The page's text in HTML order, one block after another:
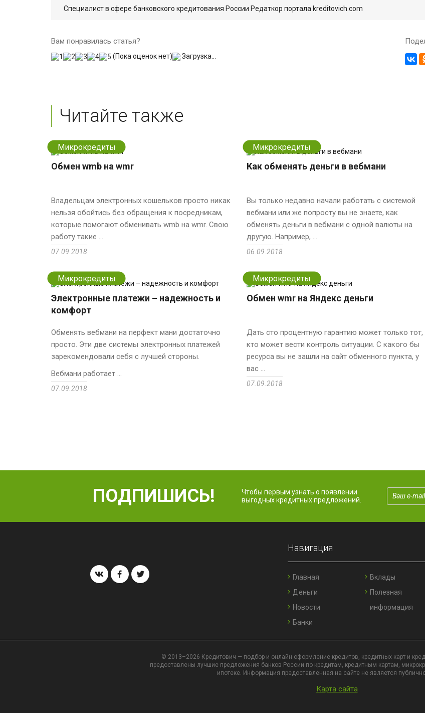
Cпециалист в сфере банковского кредитования России Редаткор портала kreditovich.com
Вам понравилась статья?
(Пока оценок нет) Загрузка...
Читайте также
Микрокредиты
Обмен wmb на wmr
Владельцам электронных кошельков просто никак
нельзя обойтись без обращения к посредникам,
которые помогают обменивать wmb на wmr. Свою
работу такие ...
07.09.2018
Микрокредиты
Как обменять деньги в вебмани
Вы только недавно начали работать с системой
вебмани или же попросту вы не знаете, как
обменять деньги в вебмани с одной валюты на
другую. Например, ...
06.09.2018
Микрокредиты
Электронные платежи – надежность и
комфорт
Обменять вебмани на перфект мани достаточно
просто. Эти две системы электронных платежей
зарекомендовали себя с лучшей стороны.
Вебмани работает ...
07.09.2018
Микрокредиты
Обмен wmr на Яндекс деньги
Дать сто процентную гарантию может только тот,
кто может вести контроль ситуации. С какого бы
ресурса вы не зашли на сайт обменного пункта, у
вас ...
07.09.2018
ПОДПИШИСЬ!
Чтобы первым узнать о появлении
выгодных кредитных предложений.
Навигация
Главная
Деньги
Новости
Банки
Вклады
Полезная
информация
© 2013–2026 Кредитович — подбор и онлайн оформление кредитов, кредитных карт и
предоставлены лучшие предложения банков России по кредитам, кредитным картам,
ипотеке. Информация предоставленная на сайте не является
Карта сайта